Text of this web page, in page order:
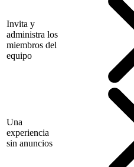
Invita y
administra los
miembros del
equipo
Una
experiencia
sin anuncios